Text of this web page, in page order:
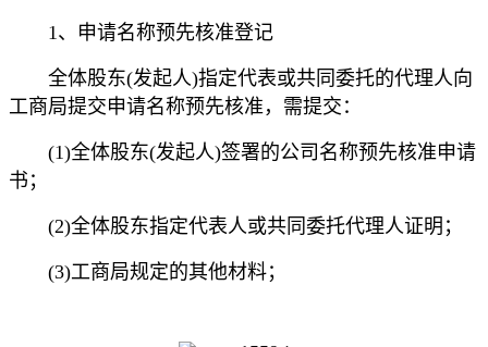
1、申请名称预先核准登记
全体股东(发起人)指定代表或共同委托的代理人向
工商局提交申请名称预先核准，需提交：
(1)全体股东(发起人)签署的公司名称预先核准申请
书；
(2)全体股东指定代表人或共同委托代理人证明；
(3)工商局规定的其他材料；